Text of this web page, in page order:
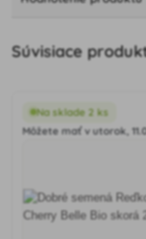
Súvisiace
Na sklade 2 ks
Môžete mať v utorok,